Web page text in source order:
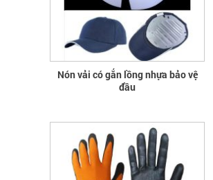
Nón vải có gắn lồng nhựa bảo vệ
đầu